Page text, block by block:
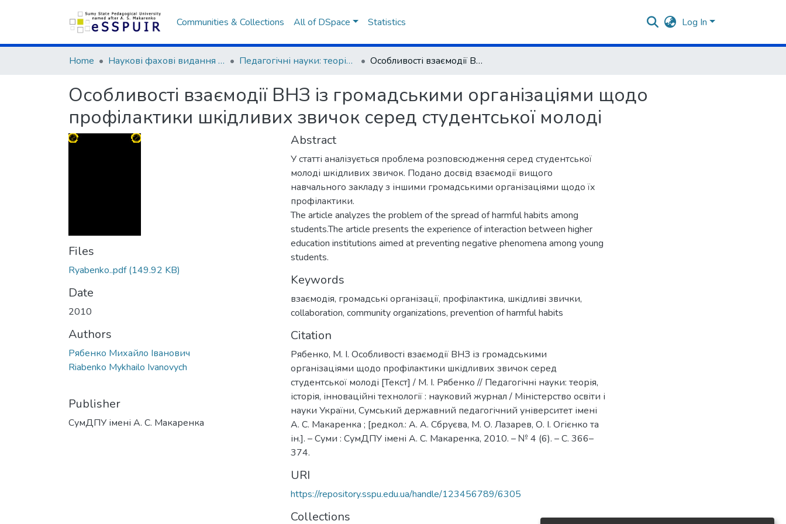
Communities & Collections All of DSpace Statistics Log In
Home Наукові фахові видання СумДПУ Педагогічні науки: теорія, історія, інноваційні технології Особливості взаємодії ВНЗ із громадськими організаціями щодо профілактики шкідливих звичок серед студентської молоді
Особливості взаємодії ВНЗ із громадськими організаціями щодо
профілактики шкідливих звичок серед студентської молоді
Files
Ryabenko..pdf(149.92 KB)
Date
2010
Authors
Рябенко Михайло Іванович
Riabenko Mykhailo Ivanovych
Publisher
СумДПУ імені А. С. Макаренка
Abstract
У статті аналізується проблема розповсюдження серед студентської
молоді шкідливих звичок. Подано досвід взаємодії вищого
навчального закладу з іншими громадськими організаціями щодо їх
профілактики.
The article analyzes the problem of the spread of harmful habits among
students.The article presents the experience of interaction between higher
education institutions aimed at preventing negative phenomena among young
students.
Keywords
взаємодія, громадські організації, профілактика, шкідливі звички,
collaboration, community organizations, prevention of harmful habits
Citation
Рябенко, М. І. Особливості взаємодії ВНЗ із громадськими
організаціями щодо профілактики шкідливих звичок серед
студентської молоді [Текст] / М. І. Рябенко // Педагогічні науки: теорія,
історія, інноваційні технології : науковий журнал / Міністерство освіти і
науки України, Сумський державний педагогічний університет імені
А. С. Макаренка ; [редкол.: А. А. Сбруєва, М. О. Лазарев, О. І. Огієнко та
ін.]. – Суми : СумДПУ імені А. С. Макаренка, 2010. – № 4 (6). – С. 366–
374.
URI
https://repository.sspu.edu.ua/handle/123456789/6305
Collections